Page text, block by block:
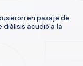
en pasaje de
diálisis acudió a la